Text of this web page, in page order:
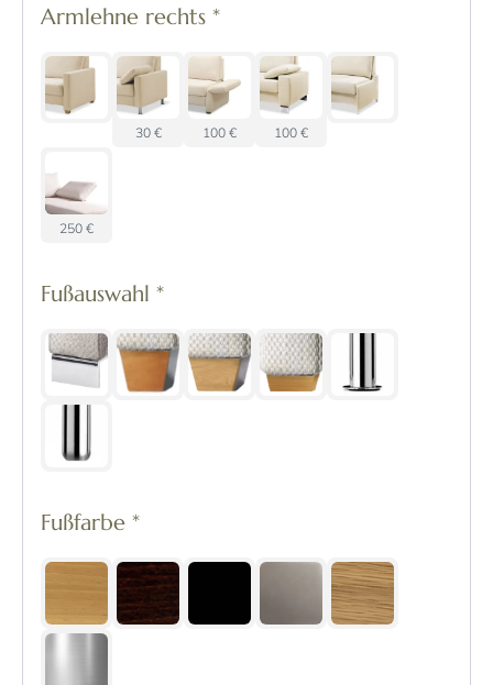
Armlehne rechts *
30 € 100 € 100 €
250 €
Fußauswahl *
Fußfarbe *